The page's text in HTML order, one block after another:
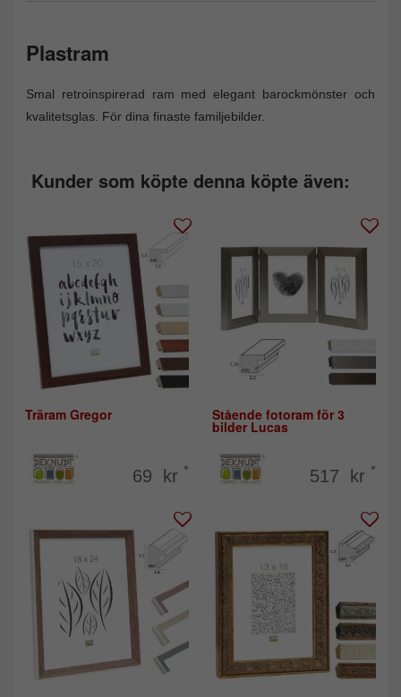
Plastram
Smal retroinspirerad ram med elegant barockmönster och
kvalitetsglas. För dina finaste familjebilder.
Kunder som köpte denna köpte även:
Träram Gregor
69 kr *
Stående fotoram för 3
bilder Lucas
517 kr *